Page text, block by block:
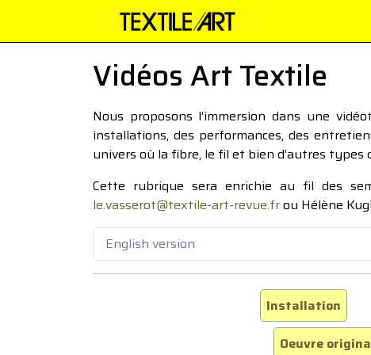
Vidéos Art Textile
Nous proposons l’immersion dans une
installations, des performances, des
univers où la fibre, le fil et bien d’autres
Cette rubrique sera enrichie au fil des
le.vasserot@textile-art-revue.frou Hélène
English version
Installation
Oeuvre